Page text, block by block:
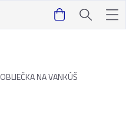
OBLIEČKA NA VANKÚŠ